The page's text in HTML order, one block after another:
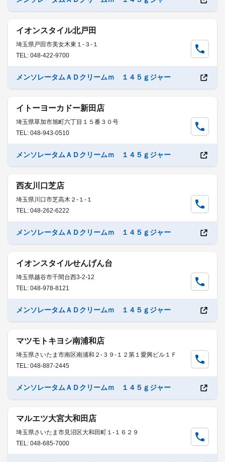
イオンスタイル北戸田
埼玉県戸田市美女木東１-３-１
TEL: 048-422-9700
メンソレータムＡＤクリームｍ １４５ｇジャー
イトーヨーカドー新田店
埼玉県草加市旭町六丁目１５番３０号
TEL: 048-943-0510
メンソレータムＡＤクリームｍ １４５ｇジャー
西友川口芝店
埼玉県川口市芝高木２-１-１
TEL: 048-262-6222
メンソレータムＡＤクリームｍ １４５ｇジャー
イオンスタイルせんげん台
埼玉県越谷市千間台西3-2-12
TEL: 048-978-8121
メンソレータムＡＤクリームｍ １４５ｇジャー
マツモトキヨシ南浦和店
埼玉県さいたま市南区南浦和２-３９-１２第１愛興ビル１Ｆ
TEL: 048-887-2445
メンソレータムＡＤクリームｍ １４５ｇジャー
マルエツ大宮大和田店
埼玉県さいたま市見沼区大和田町１-１６２９
TEL: 048-685-7000